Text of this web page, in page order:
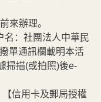
來辦理。
：社團法人中華民
單通訊欄載明本活
掃描(或拍照)後e-
信用卡及郵局授權